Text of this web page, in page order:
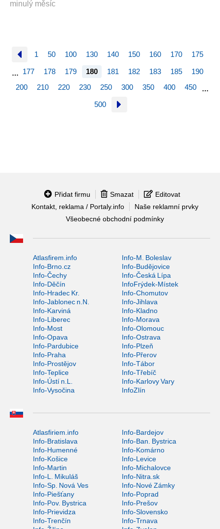
minulý měsíc
1 50 100 130 140 150 160 170 175
… 177 178 179 180 181 182 183 185
190
200
210 220 230 250 300 350 400 450 …
500
Přidat firmu Smazat
Editovat
Kontakt, reklama / Portaly.info
Naše reklamní prvky
Všeobecné obchodní podmínky
Atlasfirem.info
Info-M. Boleslav
Info-Brno.cz
Info-Budějovice
Info-Čechy
Info-Česká Lípa
Info-Děčín
InfoFrýdek-Místek
Info-Hradec Kr.
Info-Chomutov
Info-Jablonec n.N.
Info-Jihlava
Info-Karviná
Info-Kladno
Info-Liberec
Info-Morava
Info-Most
Info-Olomouc
Info-Opava
Info-Ostrava
Info-Pardubice
Info-Plzeň
Info-Praha
Info-Přerov
Info-Prostějov
Info-Tábor
Info-Teplice
Info-Třebíč
Info-Ústí n.L.
Info-Karlovy Vary
Info-Vysočina
InfoZlín
Atlasfiriem.info
Info-Bardejov
Info-Bratislava
Info-Ban. Bystrica
Info-Humenné
Info-Komárno
Info-Košice
Info-Levice
Info-Martin
Info-Michalovce
Info-L. Mikuláš
Info-Nitra.sk
Info-Sp. Nová Ves
Info-Nové Zámky
Info-Piešťany
Info-Poprad
Info-Pov. Bystrica
Info-Prešov
Info-Prievidza
Info-Slovensko
Info-Trenčín
Info-Trnava